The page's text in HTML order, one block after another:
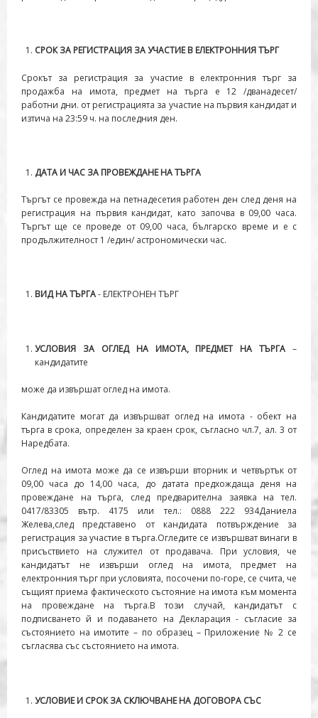
СРОК ЗА РЕГИСТРАЦИЯ ЗА УЧАСТИЕ В ЕЛЕКТРОННИЯ ТЪРГ
Срокът за регистрация за участие в електронния търг за
продажба на имота, предмет на търга е 12 /дванадесет/
работни дни. от регистрацията за участие на първия кандидат и
изтича на 23:59 ч. на последния ден.
ДАТА И ЧАС ЗА ПРОВЕЖДАНЕ НА ТЪРГА
Търгът се провежда на петнадесетия работен ден след деня на
регистрация на първия кандидат, като започва в 09,00 часа.
Търгът ще се проведе от 09,00 часа, българско време и е с
продължителност 1 /един/ астрономически час.
ВИД НА ТЪРГА- ЕЛЕКТРОНЕН ТЪРГ
УСЛОВИЯ ЗА ОГЛЕД НА ИМОТА, ПРЕДМЕТ НА ТЪРГА –
кандидатите
може да извършат оглед на имота.
Кандидатите могат да извършват оглед на имота - обект на
търга в срока, определен за краен срок, съгласно чл.7, ал. 3 от
Наредбата.
Оглед на имота може да се извърши вторник и четвъртък от
09,00 часа до 14,00 часа, до датата предхождаща деня на
провеждане на търга, след предварителна заявка на тел.
0417/83305 вътр. 4175 или тел.: 0888 222 934Даниела
Желева,след представено от кандидата потвърждение за
регистрация за участие в търга.Огледите се извършват винаги в
присъствието на служител от продавача. При условия, че
кандидатът не извърши оглед на имота, предмет на
електронния търг при условията, посочени по-горе, се счита, че
същият приема фактическото състояние на имота към момента
на провеждане на търга.В този случай, кандидатът с
подписването й и подаването на Декларация - съгласие за
състоянието на имотите – по образец – Приложение № 2 се
съгласява със състоянието на имота.
УСЛОВИЕ И СРОК ЗА СКЛЮЧВАНЕ НА ДОГОВОРА СЪС